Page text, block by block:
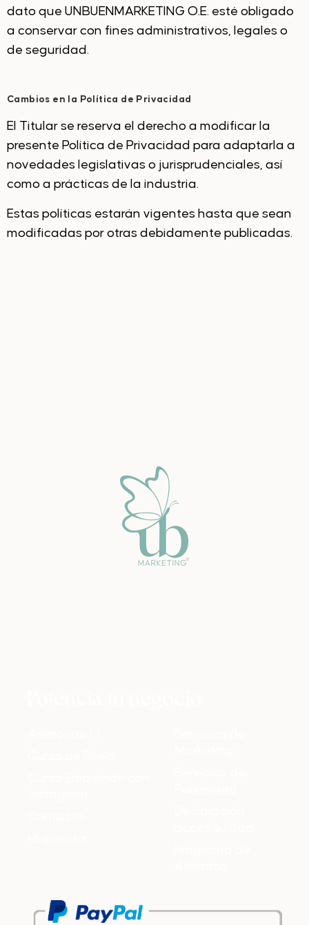
dato que UNBUENMARKETING O.E. esté obligado
a conservar con fines administrativos, legales o
de seguridad.
Cambios en la Política de Privacidad
El Titular se reserva el derecho a modificar la
presente Política de Privacidad para adaptarla a
novedades legislativas o jurisprudenciales, así
como a prácticas de la industria.
Estas políticas estarán vigentes hasta que sean
modificadas por otras debidamente publicadas.